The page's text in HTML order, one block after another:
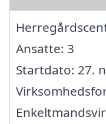
Ansatte: 3
Startdato: 27.